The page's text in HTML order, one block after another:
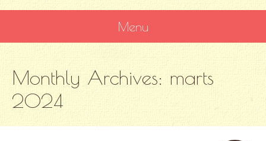
Menu
CONTENT
Monthly Archives: marts
2024